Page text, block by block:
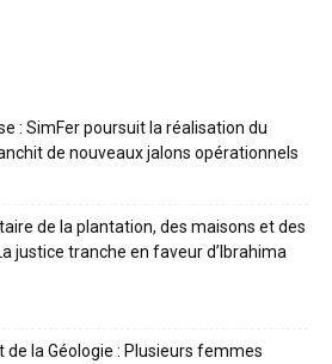
: SimFer poursuit la réalisation du
de nouveaux jalons opérationnels
de la plantation, des maisons et des
justice tranche en faveur d’Ibrahima
de la Géologie : Plusieurs femmes